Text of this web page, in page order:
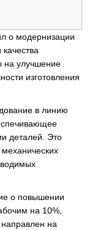
о модернизации
на улучшение
изготовления
в линию
деталей. Это
о повышении
на 10%,
на